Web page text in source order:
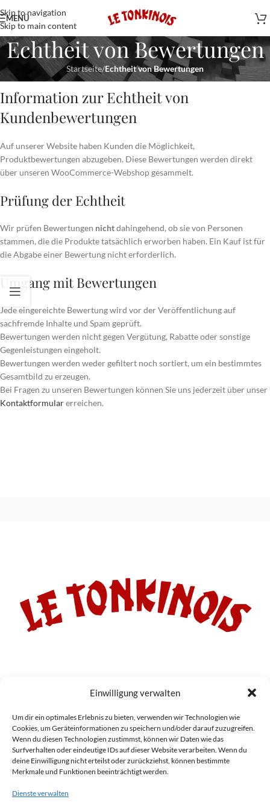
Einwilligung verwalten
Um dir ein optimales Erlebnis zu bieten, verwenden wir Technologien wie
Cookies, um Geräteinformationen zu speichern und/oder darauf zuzugreifen.
Wenn du diesen Technologien zustimmst, können wir Daten wie das
Surfverhalten oder eindeutige IDs auf dieser Website verarbeiten. Wenn du
deine Einwilligung nicht erteilst oder zurückziehst, können bestimmte
Merkmale und Funktionen beeinträchtigt werden.
Dienste verwalten
Skip to navigation
Skip to main content
MENÜ
Echtheit von Bewertungen
Startseite/Echtheit von Bewertungen
Information zur Echtheit von
Kundenbewertungen
Auf unserer Website haben Kunden die Möglichkeit,
Produktbewertungen abzugeben. Diese Bewertungen werden direkt
über unseren WooCommerce-Webshop gesammelt.
Prüfung der Echtheit
Wir prüfen Bewertungen nichtdahingehend, ob sie von Personen
stammen, die die Produkte tatsächlich erworben haben. Ein Kauf ist für
die Abgabe einer Bewertung nicht erforderlich.
Umgang mit Bewertungen
Jede eingereichte Bewertung wird vor der Veröffentlichung auf
sachfremde Inhalte und Spam geprüft.
Bewertungen werden nicht gegen Vergütung, Rabatte oder sonstige
Gegenleistungen eingeholt.
Bewertungen werden weder gefiltert noch sortiert, um ein bestimmtes
Gesamtbild zu erzeugen.
Bei Fragen zu unseren Bewertungen können Sie uns jederzeit über unser
Kontaktformularerreichen.
Qualität, die hält. Entdecken Sie unseren Online-Shop
RÜCKERSTATTUNGEN UND RÜCKGABENVERSAND